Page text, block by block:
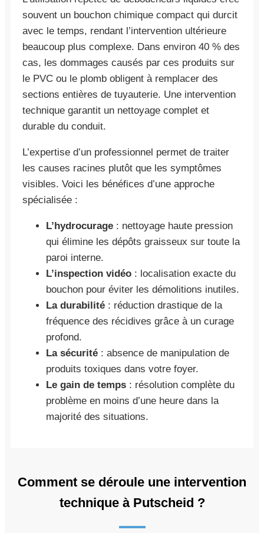
souvent un bouchon chimique compact qui durcit
avec le temps, rendant l’intervention ultérieure
beaucoup plus complexe. Dans environ 40 % des
cas, les dommages causés par ces produits sur
le PVC ou le plomb obligent à remplacer des
sections entières de tuyauterie. Une intervention
technique garantit un nettoyage complet et
durable du conduit.
L’expertise d’un professionnel permet de traiter
les causes racines plutôt que les symptômes
visibles. Voici les bénéfices d’une approche
spécialisée :
L’hydrocurage : nettoyage haute pression
qui élimine les dépôts graisseux sur toute la
paroi interne.
L’inspection vidéo : localisation exacte du
bouchon pour éviter les démolitions inutiles.
La durabilité : réduction drastique de la
fréquence des récidives grâce à un curage
profond.
La sécurité : absence de manipulation de
produits toxiques dans votre foyer.
Le gain de temps : résolution complète du
problème en moins d’une heure dans la
majorité des situations.
Comment se déroule une intervention
technique à Putscheid ?